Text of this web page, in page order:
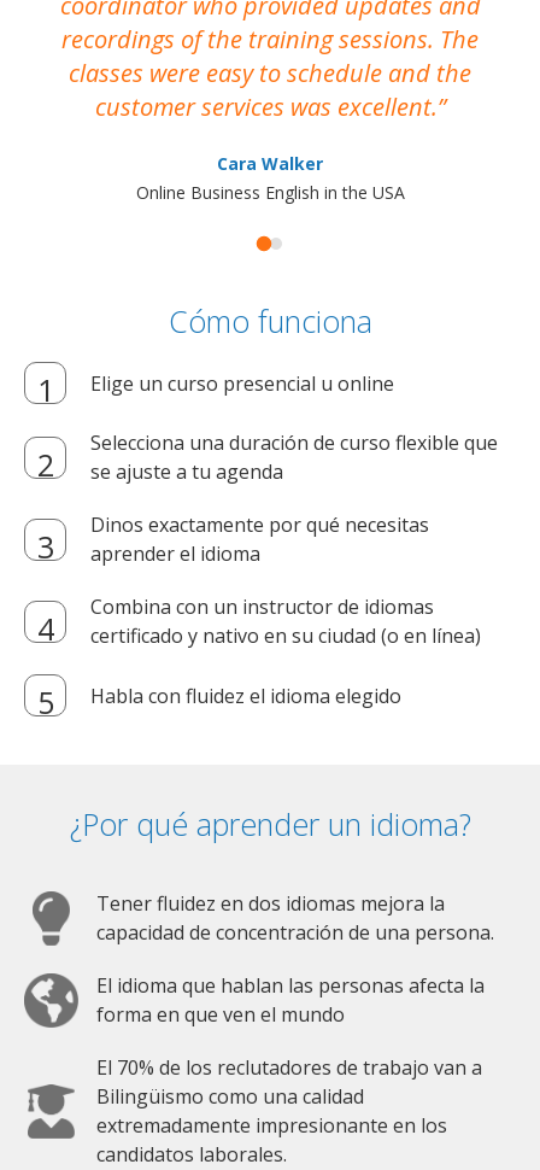
recordings of the training sessions. The
classes were easy to schedule and the
customer services was excellent.
Cara Walker
Online Business English in the USA
Cómo funciona
Elige un curso presencial u online
Selecciona una duración de curso flexible que
se ajuste a tu agenda
Dinos exactamente por qué necesitas
aprender el idioma
Combina con un instructor de idiomas
certificado y nativo en su ciudad (o en línea)
Habla con fluidez el idioma elegido
¿Por qué aprender un idioma?
Tener fluidez en dos idiomas mejora la
capacidad de concentración de una persona.
El idioma que hablan las personas afecta la
forma en que ven el mundo
El 70% de los reclutadores de trabajo van a
Bilingüismo como una calidad
extremadamente impresionante en los
candidatos laborales.